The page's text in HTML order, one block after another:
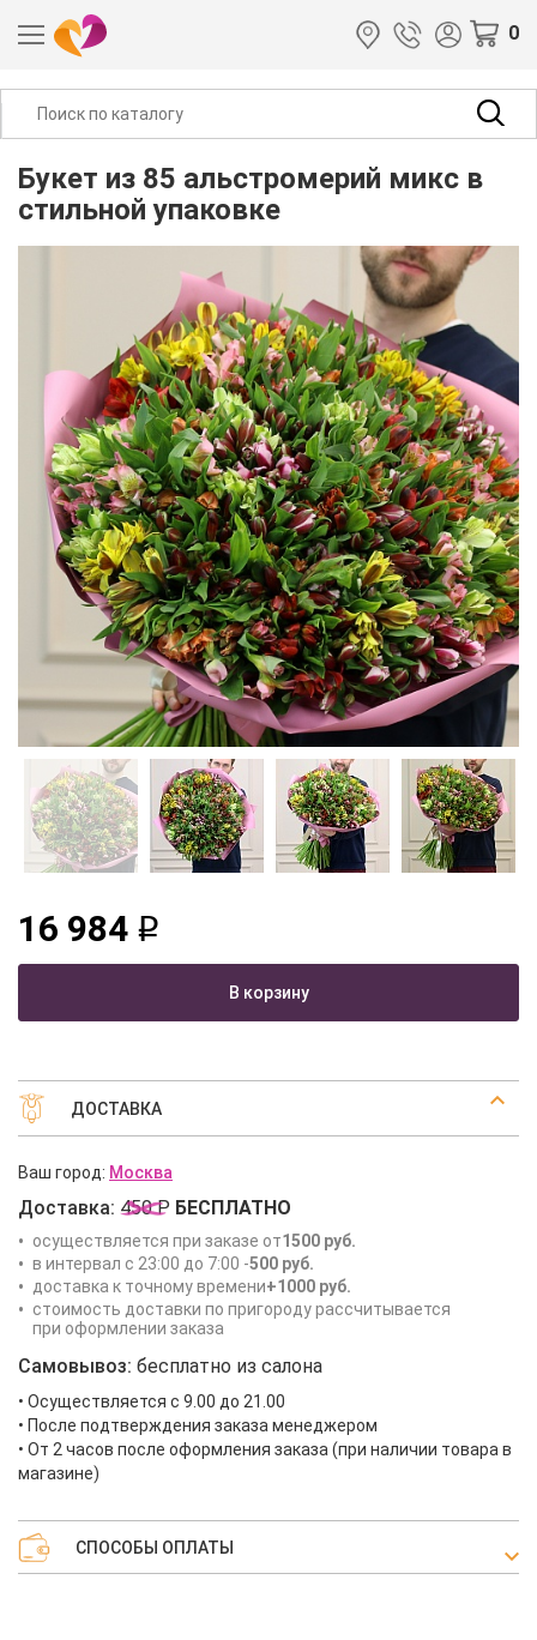
0
Букет из 85 альстромерий микс в
стильной упаковке
16 984 q
В корзину
ДОСТАВКА
Ваш город: Москва
Доставка: 450 Р БЕСПЛАТНО
осуществляется при заказе от1500 руб.
в интервал с 23:00 до 7:00 -500 руб.
доставка к точному времени+1000 руб.
стоимость доставки по пригороду рассчитывается
при оформлении заказа
Самовывоз: бесплатно из салона
• Осуществляется с 9.00 до 21.00
• После подтверждения заказа менеджером
• От 2 часов после оформления заказа (при наличии товара в
магазине)
СПОСОБЫ ОПЛАТЫ